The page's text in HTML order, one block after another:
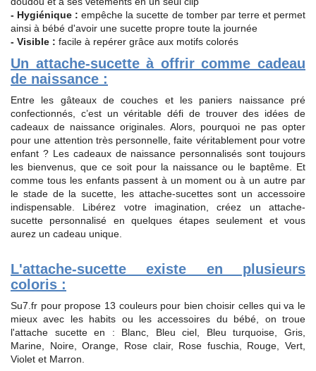
- Hygiénique : empêche la sucette de tomber par terre et permet
ainsi à bébé d'avoir une sucette propre toute la journée
- Visible : facile à repérer grâce aux motifs colorés
Un attache-sucette à offrir comme cadeau
de naissance :
Entre les gâteaux de couches et les paniers naissance pré
confectionnés, c’est un véritable défi de trouver des idées de
cadeaux de naissance originales. Alors, pourquoi ne pas opter
pour une attention très personnelle, faite véritablement pour votre
enfant ? Les cadeaux de naissance personnalisés sont toujours
les bienvenus, que ce soit pour la naissance ou le baptême. Et
comme tous les enfants passent à un moment ou à un autre par
le stade de la sucette, les attache-sucettes sont un accessoire
indispensable. Libérez votre imagination, créez un attache-
sucette personnalisé en quelques étapes seulement et vous
aurez un cadeau unique.
L'attache-sucette existe en plusieurs
coloris :
Su7.fr pour propose 13 couleurs pour bien choisir celles qui va le
mieux avec les habits ou les accessoires du bébé, on troue
l'attache sucette en : Blanc, Bleu ciel, Bleu turquoise, Gris,
Marine, Noire, Orange, Rose clair, Rose fuschia, Rouge, Vert,
Violet et Marron.